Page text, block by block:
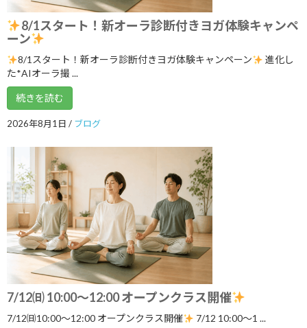
ブログ
いよいよ明日5月１７日 ARIRANGイベ
2026年5月16日
カテゴリー
ブログ
体験談
日記
アーカイブ
8/1スタート！新オーラ診断付きヨガ体験キャンペ
ーン
8/1スタート！新オーラ診断付きヨガ体験キャンペーン
進化し
た*AIオーラ撮 ...
続きを読む
2026年8月1日 / ブログ
7/12㈰ 10:00～12:00 オープンクラス開催
7/12㈰10:00～12:00 オープンクラス開催 7/12 10:00〜1 ...